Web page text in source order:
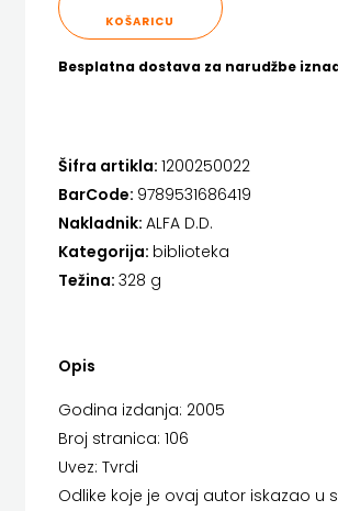
FIGULUS
FOKUS
FRAKTURA
FRAM
ZIRAL
KONCILA
HARFA
HD
Hrvatska sveučilišna naklada
JELENA ROZIĆ
KNJIGE NA ENGLESKOM JEZIKU
KNJIŽEVNA ZAKLADA FRA GRGO MARTIĆ
KONCEPT IZADAVAŠTVO
LIJEPA RIJEČ
LUMEN
KOŠARICU
Besplatna dostava za narudžbe
Šifra artikla: 1200250022
BarCode: 9789531686419
Nakladnik: ALFA D.D.
Kategorija: biblioteka
Težina: 328 g
Opis
Godina izdanja: 2005
Broj stranica: 106
Uvez: Tvrdi
Odlike koje je ovaj autor iskazao u